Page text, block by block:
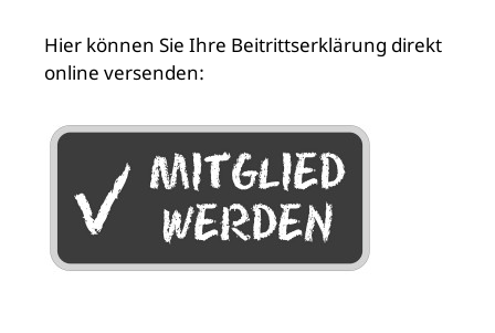
Hier können Sie Ihre Beitrittserklärung direkt
online versenden: